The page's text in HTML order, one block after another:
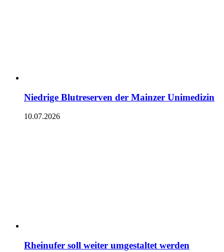
Niedrige Blutreserven der Mainzer Unimedizin
10.07.2026
Rheinufer soll weiter umgestaltet werden